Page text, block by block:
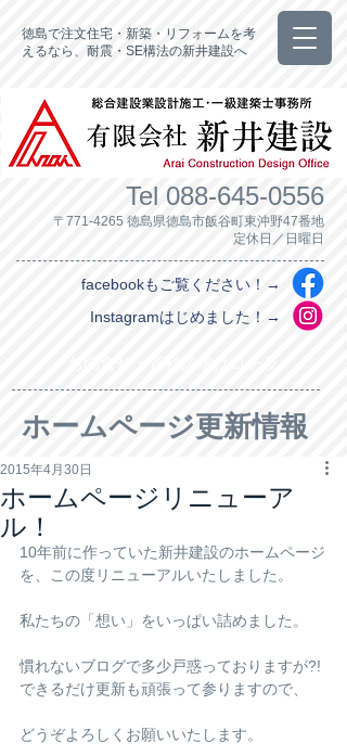
徳島で注文住宅・新築・リフォームを考
えるなら、耐震・SE構法の新井建設へ
Tel 088-645-0556
〒771-4265 徳島県徳島市飯谷町東沖野47番地
定休日／日曜日
facebookもご覧ください！→
Instagramはじめました！→
ホームページ更新情報
ホームページリニューア
ル！
2015年4月30日
10年前に作っていた新井建設のホームページ
を、この度リニューアルいたしました。
私たちの「想い」をいっぱい詰めました。
慣れないブログで多少戸惑っておりますが?!
できるだけ更新も頑張って参りますので、
どうぞよろしくお願いいたします。